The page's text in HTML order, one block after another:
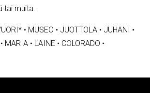
tai muita.
• MUSEO • JUOTTOLA • JUHANI •
• MARIA • LAINE • COLORADO •